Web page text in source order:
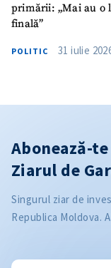
primării: „Mai au o
finală”
POLITIC 31 iulie
Abonează-
Ziarul de
Singurul ziar de
Republica Moldova.